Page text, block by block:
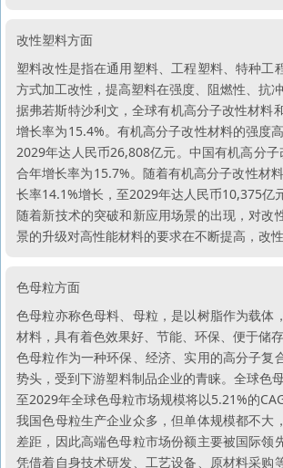
改性塑料方面
塑料改性是指在通用塑料、工程塑料、特种
方式加工改性，提高塑料在强度、阻燃性、抗
据弗若斯特沙利文，全球有机高分子改性材
增长率为15.4%。有机高分子改性材料的强度
2029年达人民币26,808亿元。中国有机高分
合年增长率为15.7%。随着有机高分子改性材
长率14.1%增长，至2029年达人民币10,375亿元
随着新技术的突破和新应用场景的出现，对
景的升级对高性能材料的要求在不断提高，改
色母粒方面
色母粒亦称色母料、母粒，是以树脂作为载
材料，具有着色效果好、节能、环保、便于储
色母粒作为一种环保、经济、实用的高分子
势头，受到下游塑料制品企业的青睐。全球色
至2029年全球色母粒市场规模将以5.21%的
我国色母粒生产企业众多，但单体规模都不
差距，因此高端色母粒市场份额主要被国际
凭借着自身技术研发、工艺设备、原材料采